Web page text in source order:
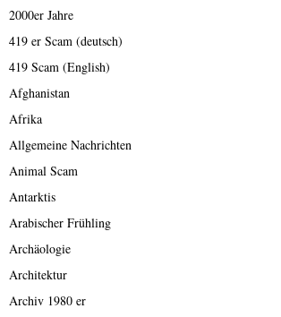
2000er Jahre
419 er Scam (deutsch)
419 Scam (English)
Afghanistan
Afrika
Allgemeine Nachrichten
Animal Scam
Antarktis
Arabischer Frühling
Archäologie
Architektur
Archiv 1980 er